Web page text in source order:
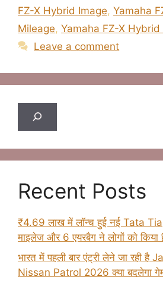
FZ-X Hybrid Image, Yamaha
Mileage, Yamaha FZ-X
Leave a comment
Search
Recent Posts
₹4.69 लाख में लॉन्च हुई नई Tata
माइलेज और 6 एयरबैग ने लोगों को किया
भारत में पहली बार एंट्री लेने जा रही है
Nissan Patrol 2026 क्या बदलेगा